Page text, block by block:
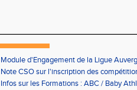
Module d'Engagement de la Ligue
Note CSO sur l'inscription des
Infos sur les Formations : ABC / Baby